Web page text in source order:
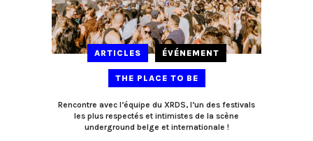
ARTICLES ÉVÉNEMENT
THE PLACE TO BE
Rencontre avec l’équipe du XRDS, l’un des festivals
les plus respectés et intimistes de la scène
underground belge et internationale !